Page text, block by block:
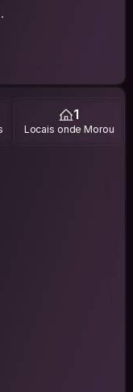
1
Locais onde Morou